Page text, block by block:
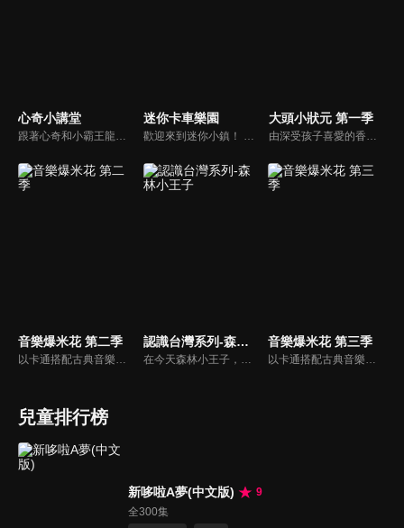
心奇小講堂
跟著心奇和小霸王龍的步伐 ，一起遊戲、 一起成長、 一起學習。
迷你卡車樂園
歡迎來到迷你小鎮！ 這是一部讓孩子們快樂的動畫片，這裡有各式各樣的街道汽車和建築汽車。 在迷你卡車和迷你小鎮系列動畫裡，孩子們可以與街道汽車裡的警車、消防車、救護車和建築汽車裡的吊車、推土機、挖掘機一起快樂地玩耍。
大頭小狀元 第一季
由深受孩子喜愛的香蕉哥哥林掄元遍訪全台，帶領小朋友認識台灣各地的技藝達人，介紹日常生活中息息相關的行業。
音樂爆米花 第二季
以卡通搭配古典音樂，讓小朋友感受古典音樂的故事與氛圍，進而促進對於古典音樂的愛好與欣賞。樂器認識：由西瓜哥哥與草莓姊姊帶小朋友認識不同樂器的形狀與樂聲。
認識台灣系列-森林小王子
在今天森林小王子，比勇哥哥和阿咪魯要開始介紹住在台灣最久的人給小朋友們認識，讓小朋友了解，原住民是居住在台灣最久的人。在1001個故事裡由長老說一個有關原住民射十個太陽的故事，還有介紹苗栗縣的南庄鄉有一個蓬萊村部落的水晶球之旅。
音樂爆米花 第三季
以卡通搭配古典音樂，讓小朋友感受古典音樂的故事與氛圍，進而促進對於古典音樂的愛好與欣賞。樂器認識：由西瓜哥哥與草莓姊姊帶小朋友認識不同樂器的形狀與樂聲。
兒童排行榜
新哆啦A夢(中文版)
9
全300集